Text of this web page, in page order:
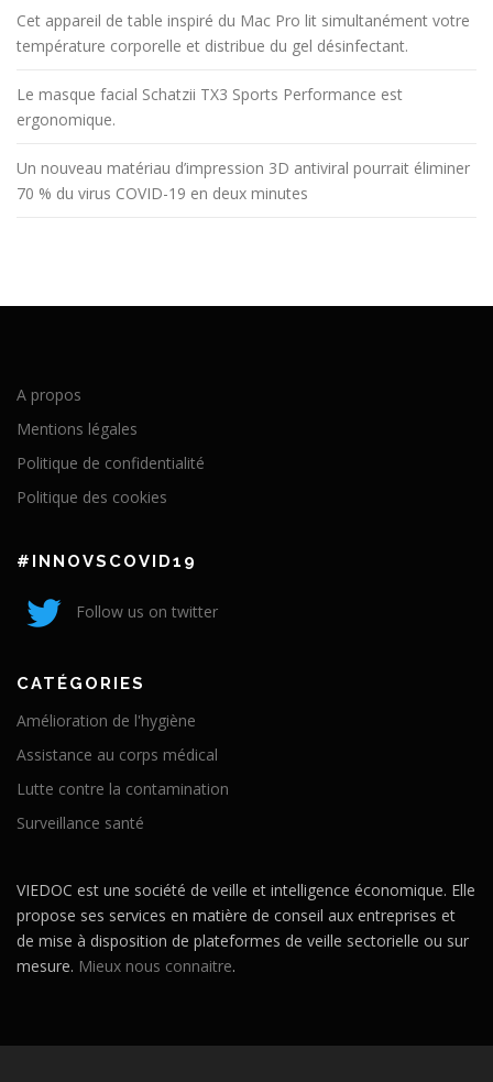
Cet appareil de table inspiré du Mac Pro lit simultanément votre
température corporelle et distribue du gel désinfectant.
Le masque facial Schatzii TX3 Sports Performance est
ergonomique.
Un nouveau matériau d’impression 3D antiviral pourrait éliminer
70 % du virus COVID-19 en deux minutes
A propos
Mentions légales
Politique de confidentialité
Politique des cookies
#INNOVSCOVID19
Follow us on twitter
CATÉGORIES
Amélioration de l'hygiène
Assistance au corps médical
Lutte contre la contamination
Surveillance santé
VIEDOC est une société de veille et intelligence économique. Elle
propose ses services en matière de conseil aux entreprises et
de mise à disposition de plateformes de veille sectorielle ou sur
mesure. Mieux nous connaitre.